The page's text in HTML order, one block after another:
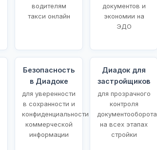
водителям
такси онлайн
документов и
экономии на
ЭДО
Безопасность
в Диадоке
для уверенности
в сохранности и
конфиденциальности
коммерческой
информации
Диадок для
застройщиков
для прозрачного
контроля
документооборота
на всех этапах
стройки